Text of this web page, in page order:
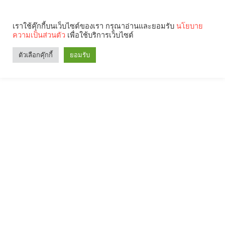
เราใช้คุ๊กกี้บนเว็บไซต์ของเรา กรุณาอ่านและยอมรับ นโยบาย
ความเป็นส่วนตัว เพื่อใช้บริการเว็บไซต์
ตัวเลือกคุ๊กกี้ ยอมรับ